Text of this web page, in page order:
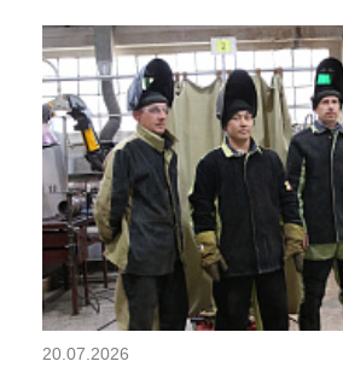
20.07.2026